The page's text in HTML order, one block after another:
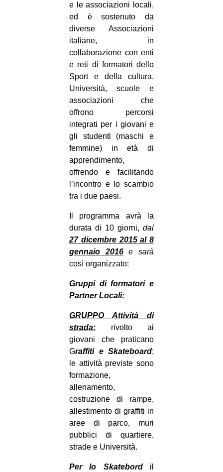
e le associazioni locali,
ed è sostenuto da
diverse Associazioni
italiane, in
collaborazione con enti
e reti di formatori dello
Sport e della cultura,
Università, scuole e
associazioni che
offrono percorsi
integrati per i giovani e
gli studenti (maschi e
femmine) in età di
apprendimento,
offrendo e facilitando
l’incontro e lo scambio
tra i due paesi.
Il programma avrà la
durata di 10 giorni, dal
27 dicembre 2015 al 8
gennaio 2016e sarà
così organizzato:
Gruppi di formatori e
Partner Locali:
GRUPPO Attività di
strada: rivolto ai
giovani che praticano
Graffiti e Skateboard;
le attività previste sono
formazione,
allenamento,
costruzione di rampe,
allestimento di graffiti in
aree di parco, muri
pubblici di quartiere,
strade e Università.
Per lo Skatebordil